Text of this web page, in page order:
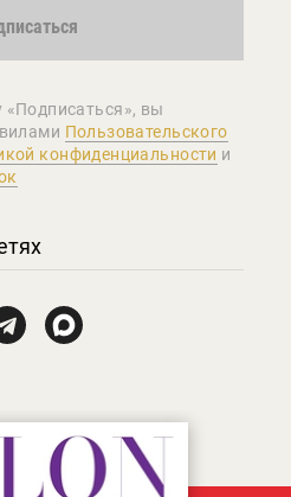
вы
Пользовательского
конфиденциальности и